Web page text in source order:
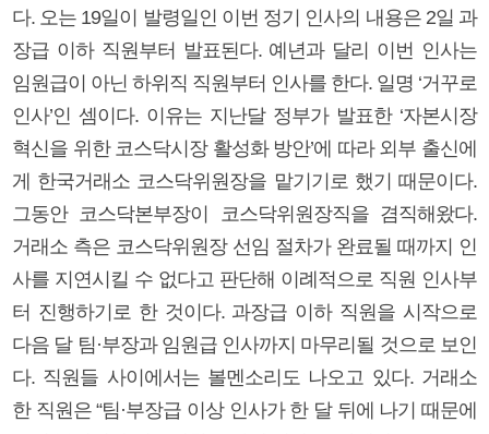
다. 오는 19일이 발령일인 이번 정기 인사의 내용은 2일 과
장급 이하 직원부터 발표된다. 예년과 달리 이번 인사는
임원급이 아닌 하위직 직원부터 인사를 한다. 일명 ‘거꾸로
인사’인 셈이다. 이유는 지난달 정부가 발표한 ‘자본시장
혁신을 위한 코스닥시장 활성화 방안’에 따라 외부 출신에
게 한국거래소 코스닥위원장을 맡기기로 했기 때문이다.
그동안 코스닥본부장이 코스닥위원장직을 겸직해왔다.
거래소 측은 코스닥위원장 선임 절차가 완료될 때까지 인
사를 지연시킬 수 없다고 판단해 이례적으로 직원 인사부
터 진행하기로 한 것이다. 과장급 이하 직원을 시작으로
다음 달 팀·부장과 임원급 인사까지 마무리될 것으로 보인
다. 직원들 사이에서는 볼멘소리도 나오고 있다. 거래소
한 직원은 “팀·부장급 이상 인사가 한 달 뒤에 나기 때문에